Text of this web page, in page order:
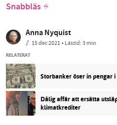
Snabbläs
Anna Nyquist
15 dec 2021• Lästid:3 min
RELATERAT
Storbanker öser in pengar
Dålig affär att ersätta
klimatkrediter